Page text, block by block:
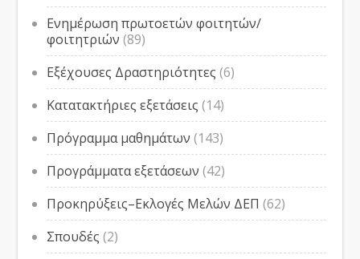
Ενημέρωση πρωτοετών φοιτητών/
φοιτητριών (89)
Εξέχουσες Δραστηριότητες (6)
Κατατακτήριες εξετάσεις (14)
Πρόγραμμα μαθημάτων (143)
Προγράμματα εξετάσεων (42)
Προκηρύξεις–Εκλογές Μελών ΔΕΠ (62)
Σπουδές (2)